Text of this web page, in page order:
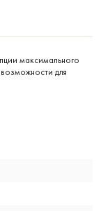
максимального
для